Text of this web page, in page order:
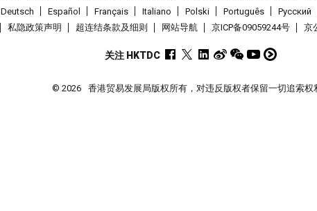
Deutsch Español Français Italiano Polski Português Pусский
私隐政策声明 超连结条款及细则 网站导航 京ICP备09059244号 京
关注 HKTDC
© 2026 香港贸易发展局版权所有，对违反版权者保留一切追索权